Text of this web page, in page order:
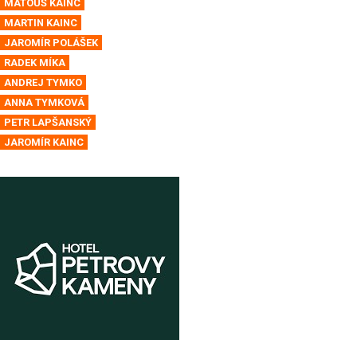
MATOUŠ KAINC
MARTIN KAINC
JAROMÍR POLÁŠEK
RADEK MÍKA
ANDREJ TYMKO
ANNA TYMKOVÁ
PETR LAPŠANSKÝ
JAROMÍR KAINC